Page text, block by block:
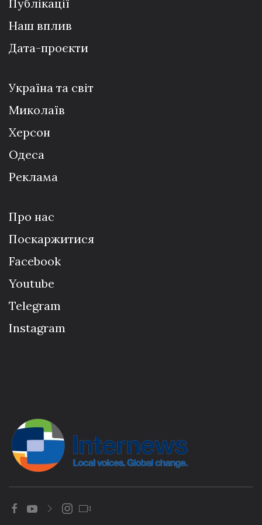
Публікації
Наш вплив
Дата-проєкти
Україна та світ
Миколаїв
Херсон
Одеса
Реклама
Про нас
Поскаржитися
Facebook
Youtube
Telegram
Instagram